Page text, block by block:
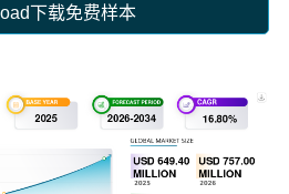
下载免费样本